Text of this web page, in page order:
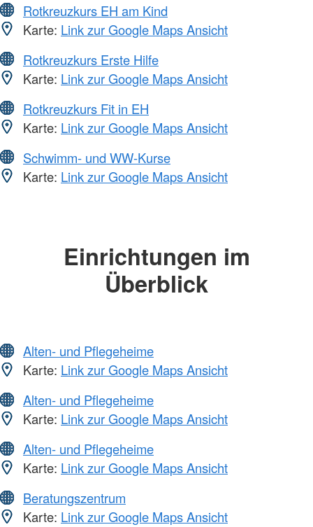
Rotkreuzkurs EH am Kind
Karte: Link zur Google Maps Ansicht
Rotkreuzkurs Erste Hilfe
Karte: Link zur Google Maps Ansicht
Rotkreuzkurs Fit in EH
Karte: Link zur Google Maps Ansicht
Schwimm- und WW-Kurse
Karte: Link zur Google Maps Ansicht
Einrichtungen im
Überblick
Alten- und Pflegeheime
Karte: Link zur Google Maps Ansicht
Alten- und Pflegeheime
Karte: Link zur Google Maps Ansicht
Alten- und Pflegeheime
Karte: Link zur Google Maps Ansicht
Beratungszentrum
Karte: Link zur Google Maps Ansicht